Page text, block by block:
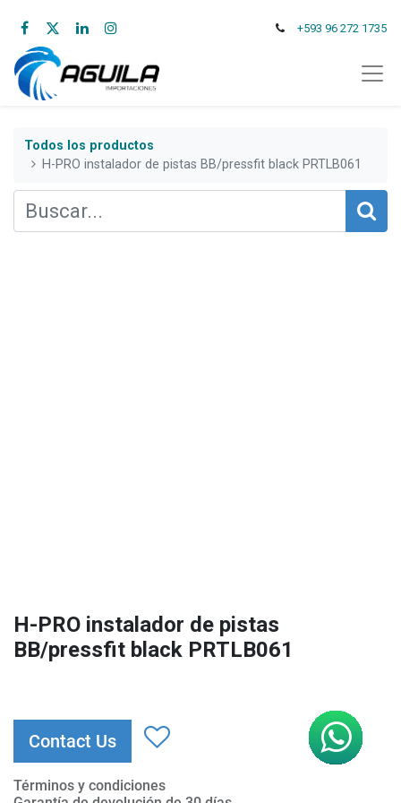
+593 96 272 1735
Todos los productos
H-PRO instalador de pistas BB/pressfit black PRTLB061
H-PRO instalador de pistas
BB/pressfit black PRTLB061
Contact Us
Términos y condiciones